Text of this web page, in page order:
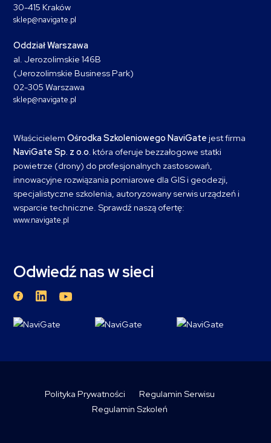
30-415 Kraków
sklep@navigate.pl
Oddział Warszawa
al. Jerozolimskie 146B
(Jerozolimskie Business Park)
02-305 Warszawa
sklep@navigate.pl
Właścicielem Ośrodka Szkoleniowego NaviGate jest firma
NaviGate Sp. z o.o. która oferuje bezzałogowe statki
powietrze (drony) do profesjonalnych zastosowań,
innowacyjne rozwiązania pomiarowe dla GIS i geodezji,
specjalistyczne szkolenia, autoryzowany serwis urządzeń i
wsparcie techniczne. Sprawdź naszą ofertę:
www.navigate.pl
Odwiedź nas w sieci
Polityka Prywatności
Regulamin Serwisu
Regulamin Szkoleń